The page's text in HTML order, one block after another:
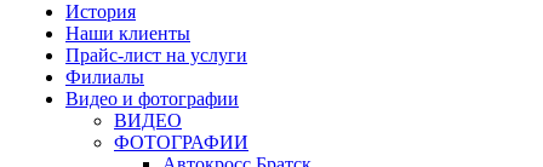
История
Наши клиенты
Прайс-лист на услуги
Филиалы
Видео и фотографии
ВИДЕО
ФОТОГРАФИИ